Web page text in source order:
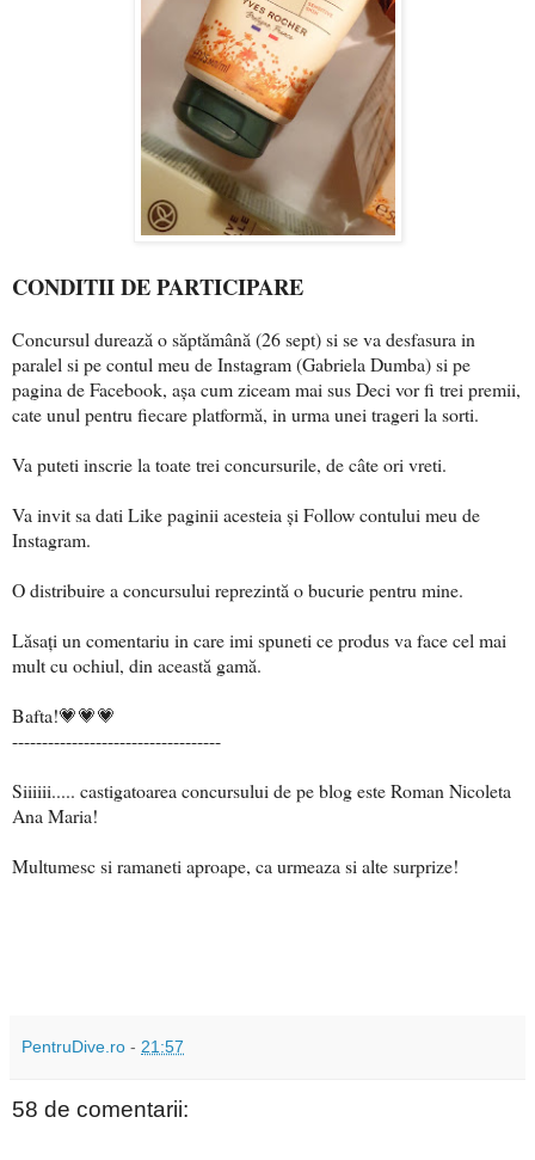
CONDITII DE PARTICIPARE
Concursul durează o săptămână (26 sept) si se va desfasura in
paralel si pe contul meu de Instagram (Gabriela Dumba) si pe
pagina de Facebook, așa cum ziceam mai susDeci vor fi trei premii,
cate unul pentru fiecare platformă, in urma unei trageri la sorti.
Va puteti inscrie la toate trei concursurile, de câte ori vreti.
Va invit sa dati Like paginii acesteia și Follow contului meu de
Instagram.
O distribuire a concursului reprezintă o bucurie pentru mine.
Lăsați un comentariu in care imi spuneti ce produs va face cel mai
mult cu ochiul, din această gamă.
Bafta!💗💗💗
-----------------------------------
Siiiiii..... castigatoarea concursului de pe blog este Roman Nicoleta
Ana Maria!
Multumesc si ramaneti aproape, ca urmeaza si alte surprize!
PentruDive.ro - 21:57
58 de comentarii: